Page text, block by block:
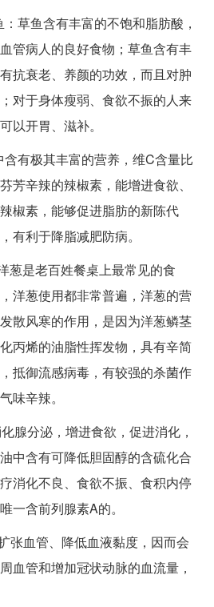
鱼含有丰富的不饱和脂肪酸，
管病人的良好食物；草鱼含有丰
抗衰老、养颜的功效，而且对肿
对于身体瘦弱、食欲不振的人来
以开胃、滋补。
有极其丰富的营养，维C含量比
芳辛辣的辣椒素，能增进食欲、
椒素，能够促进脂肪的新陈代
有利于降脂减肥防病。
是老百姓餐桌上最常见的食
洋葱使用都非常普遍，洋葱的营
散风寒的作用，是因为洋葱鳞茎
丙烯的油脂性挥发物，具有辛简
抵御流感病毒，有较强的杀菌作
味辛辣。
腺分泌，增进食欲，促进消化，
中含有可降低胆固醇的含硫化合
消化不良、食欲不振、食积内停
一含前列腺素A的。
血管、降低血液黏度，因而会
血管和增加冠状动脉的血流量，